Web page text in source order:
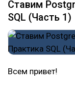
Ставим
SQL (Часть 1)
Всем привет!